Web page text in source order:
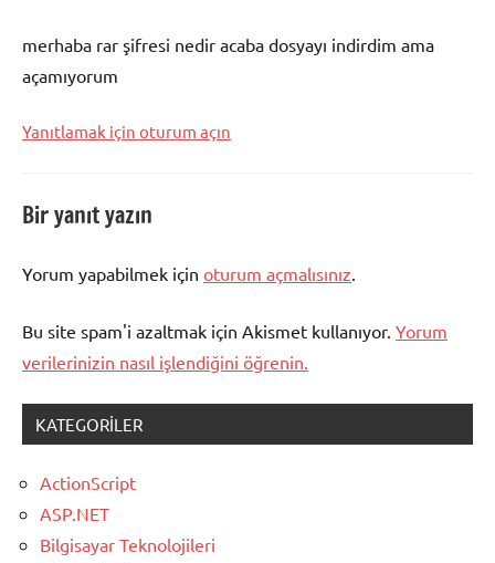
merhaba rar şifresi nedir acaba dosyayı indirdim ama
açamıyorum
Yanıtlamak için oturum açın
Bir yanıt yazın
Yorum yapabilmek için oturum açmalısınız.
Bu site spam'i azaltmak için Akismet kullanıyor. Yorum
verilerinizin nasıl işlendiğini öğrenin.
KATEGORILER
ActionScript
ASP.NET
Bilgisayar Teknolojileri